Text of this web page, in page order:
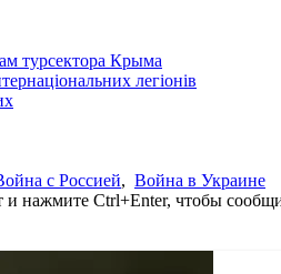
турсектора Крыма
легіонів
с Россией, Война в Украине
нажмите Ctrl+Enter, чтобы